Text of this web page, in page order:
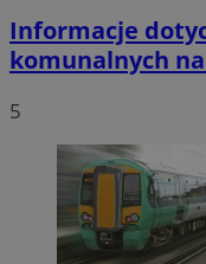
Informacje
komunalnych
5